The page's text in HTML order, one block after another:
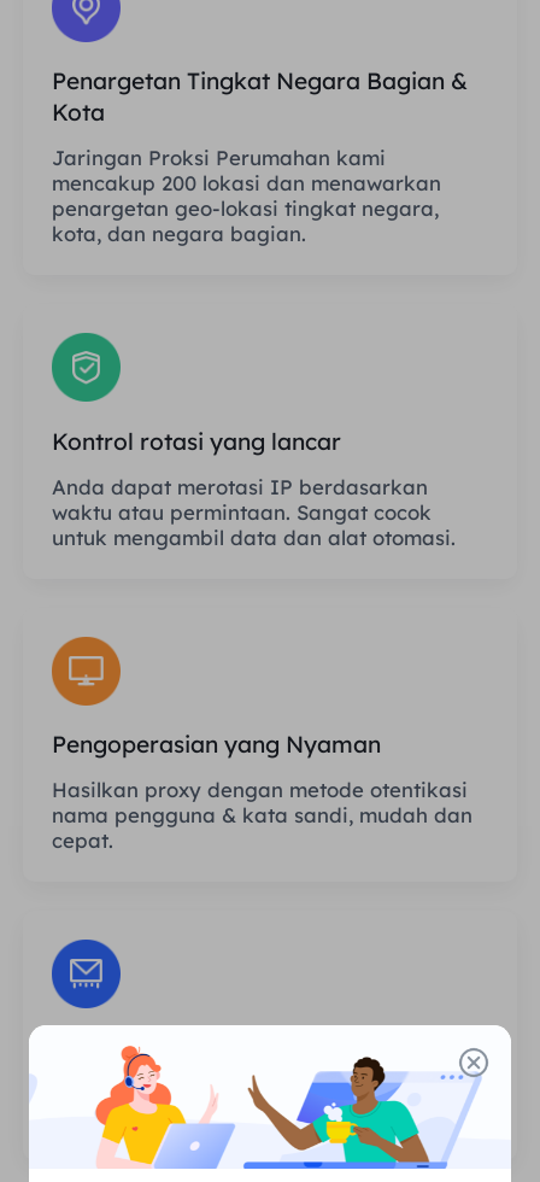
Penargetan Tingkat Negara Bagian &
Kota
Jaringan Proksi Perumahan kami
mencakup 200 lokasi dan menawarkan
penargetan geo-lokasi tingkat negara,
kota, dan negara bagian.
Kontrol rotasi yang lancar
Anda dapat merotasi IP berdasarkan
waktu atau permintaan. Sangat cocok
untuk mengambil data dan alat otomasi.
Pengoperasian yang Nyaman
Hasilkan proxy dengan metode otentikasi
nama pengguna & kata sandi, mudah dan
cepat.
Sesi Tanpa Batas
Tidak ada batasan jumlah penggunaan
atau frekuensi pemanggilan proxy.